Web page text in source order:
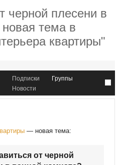
черной плесени в
тема в
квартиры"
Подписки
Группы
Новости
— новая тема:
от черной